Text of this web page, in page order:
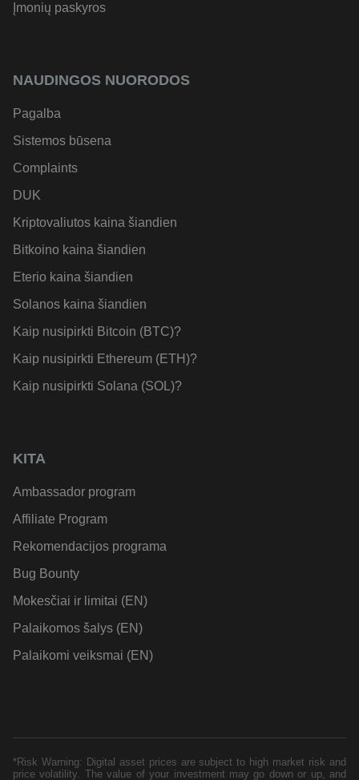
Įmonių paskyros
NAUDINGOS NUORODOS
Pagalba
Sistemos būsena
Complaints
DUK
Kriptovaliutos kaina šiandien
Bitkoino kaina šiandien
Eterio kaina šiandien
Solanos kaina šiandien
Kaip nusipirkti Bitcoin (BTC)?
Kaip nusipirkti Ethereum (ETH)?
Kaip nusipirkti Solana (SOL)?
KITA
Ambassador program
Affiliate Program
Rekomendacijos programa
Bug Bounty
Mokesčiai ir limitai (EN)
Palaikomos šalys (EN)
Palaikomi veiksmai (EN)
*Risk Warning: Digital asset prices are subject to high market risk and
price volatility. The value of your investment may go down or up, and